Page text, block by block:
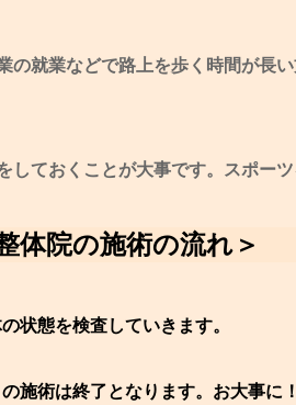
就業などで路上を歩く時間が長
ておくことが大事です。スポー
体院の施術の流れ＞
状態を検査していきます。
施術は終了となります。お大事に！